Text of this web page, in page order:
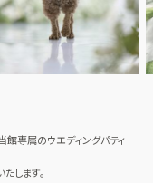
館専属のウエディングパティ
します。